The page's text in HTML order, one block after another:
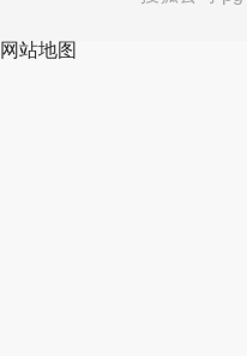
网站地图